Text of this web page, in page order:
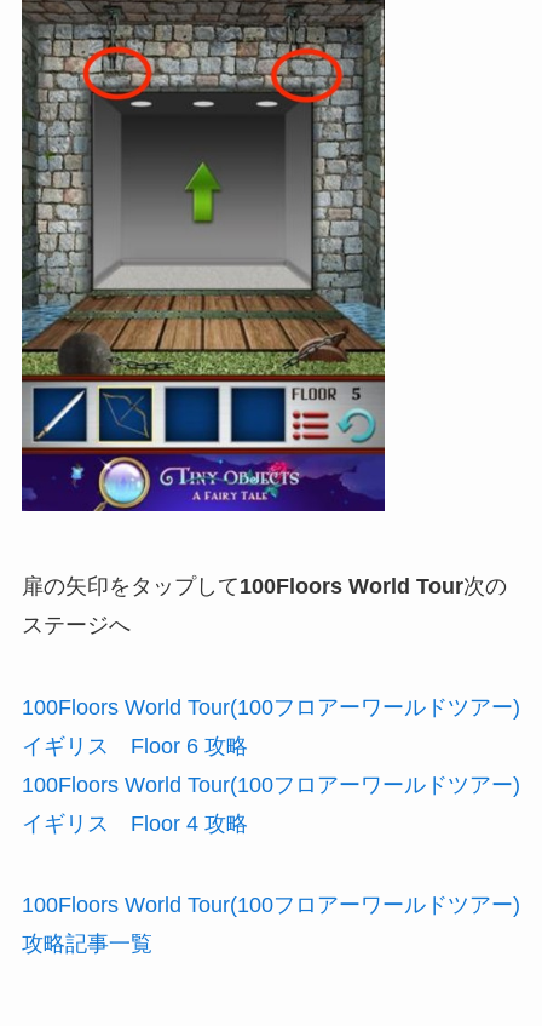
扉の矢印をタップして100Floors World Tour次の
ステージへ
100Floors World Tour(100フロアーワールドツアー)
イギリス Floor 6 攻略
100Floors World Tour(100フロアーワールドツアー)
イギリス Floor 4 攻略
100Floors World Tour(100フロアーワールドツアー)
攻略記事一覧